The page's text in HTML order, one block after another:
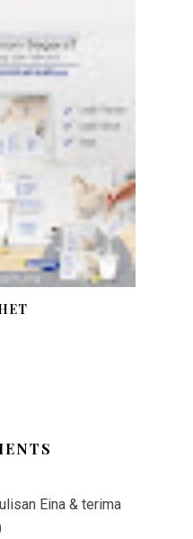
Eina & terima